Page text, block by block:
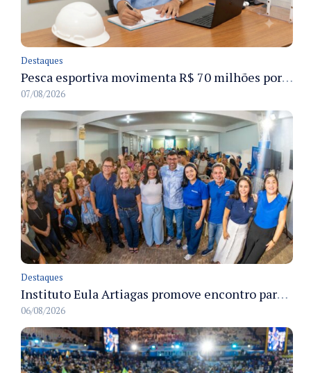
Destaques
Pesca esportiva movimenta R$ 70 milhões por ano e ganha espaço na economia sustentável do Amazonas
07/08/2026
Destaques
Instituto Eula Artiagas promove encontro para discutir melhorias para o bairro Petrópolis
06/08/2026